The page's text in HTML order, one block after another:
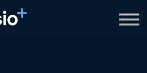
AI Coach
Pyydä demo